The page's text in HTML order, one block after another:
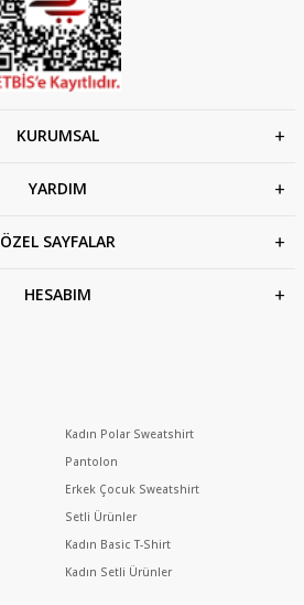
KURUMSAL
YARDIM
ÖZEL SAYFALAR
HESABIM
Kadın Polar Sweatshirt
Pantolon
Erkek Çocuk Sweatshirt
Setli Ürünler
Kadın Basic T-Shirt
Kadın Setli Ürünler